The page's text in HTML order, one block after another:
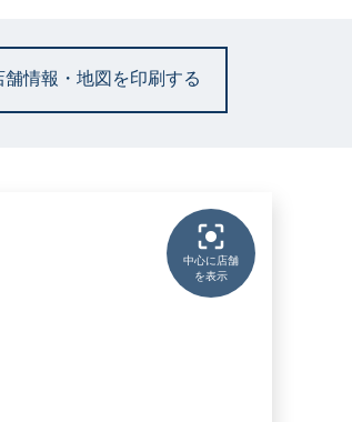
舗情報・地図を印刷する
中心に店舗
を表示